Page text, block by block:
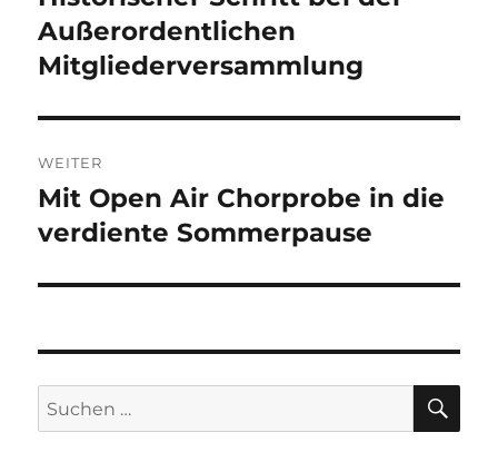
Beitrag:
Außerordentlichen
Mitgliederversammlung
WEITER
Nächster
Beitrag:
Mit Open Air Chorprobe in die
verdiente Sommerpause
Suchen
nach: